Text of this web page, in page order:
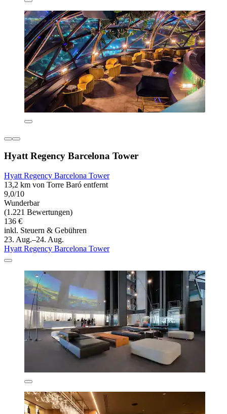
Hyatt Regency Barcelona Tower
Hyatt Regency Barcelona Tower
13,2 km von Torre Baró entfernt
9,0/10
Wunderbar
(1.221 Bewertungen)
136 €
inkl. Steuern & Gebühren
23. Aug.–24. Aug.
Hyatt Regency Barcelona Tower